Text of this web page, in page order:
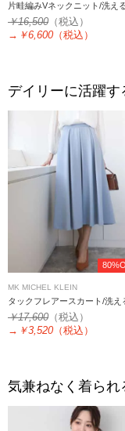
片畦編みVネックニット/洗え
￥16,500 （税込）
→ ￥6,600 （税込）
デイリーに活躍す
MK MICHEL KLEIN
タックフレアースカート/洗え
￥17,600 （税込）
→ ￥3,520 （税込）
気兼ねなく着られ